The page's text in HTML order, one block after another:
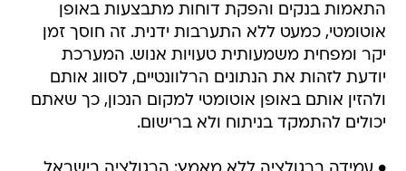
התאמות בנקים והפקת דוחות מתבצעות באופן
אוטומטי, כמעט ללא התערבות ידנית. זה חוסך זמן
יקר ומפחית משמעותית טעויות אנוש. המערכת
יודעת לזהות את הנתונים הרלוונטיים, לסווג אותם
ולהזין אותם באופן אוטומטי למקום הנכון, כך שאתם
יכולים להתמקד בניתוח ולא ברישום.